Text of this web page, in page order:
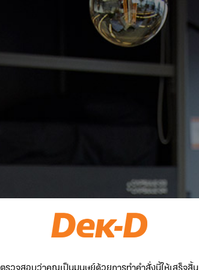
ตรวจสอบว่าคุณเป็นมนุษย์ด้วยการทำคำสั่งนี้ให้เสร็จสิ้น